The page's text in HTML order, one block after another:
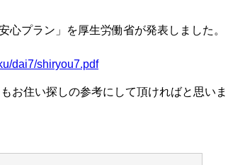
プラン」を厚生労働省が発表しました。
dai7/shiryou7.pdf
お住い探しの参考にして頂ければと思いま